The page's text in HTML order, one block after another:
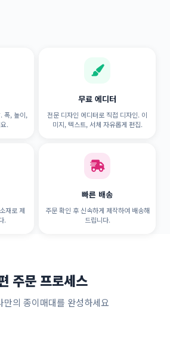
폭, 높이,
.
무료 에디터
전문 디자인 에디터로 직접 디자인. 이
미지, 텍스트, 서체 자유롭게 편집.
재로 제
.
빠른 배송
주문 확인 후 신속하게 제작하여 배송해
드립니다.
주문 프로세스
만의 종이매대를 완성하세요